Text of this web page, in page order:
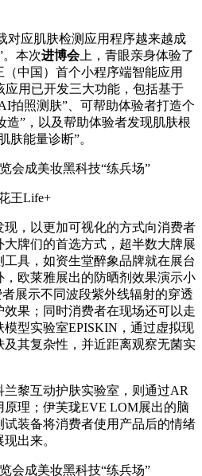
应肌肤检测应用程序越来越成
。本次进博会上，青眼亲身体验了
中国）首个小程序端智能应用
用已开发三大功能，包括基于
拍照测肤”、可帮助体验者打造个
造”，以及帮助体验者发现肌肤根
肤能量诊断”。
王Life+
，以更加可视化的方式向消费者
牌们的首选方式，超半数大牌展
具，如资生堂醉象品牌就在展台
，欧莱雅展出的防晒剂效果演示小
展示不同波段紫外线辐射的穿透
果；同时消费者在现场还可以走
型实验室EPISKIN，通过虚拟现
其复杂性，并近距离观察无菌实
黎互动护肤实验室，则通过AR
理；伊芙珑EVE LOM展出的脑
装备将消费者使用产品后的情绪
出来。